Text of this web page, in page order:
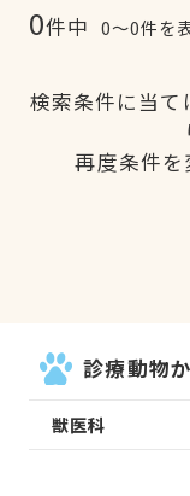
0件中 0〜0件を
検索条件に当て
再度条件を
診療動物
獣医科